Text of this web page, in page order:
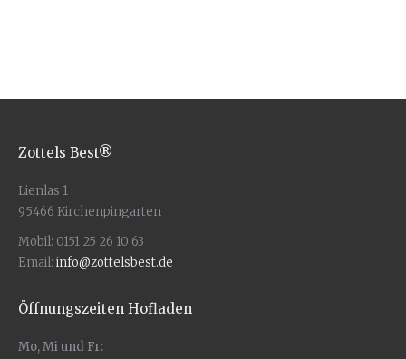
Zottels Best®
Lienlas 1
95466 Kirchenpingarten
Mobil: 0151 25 26 10 63
Email: info@zottelsbest.de
Öffnungszeiten Hofladen
Mo, Mi und Fr: